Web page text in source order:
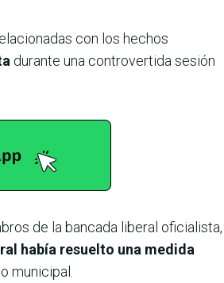
con los hechos
durante una controvertida sesión
de la bancada liberal oficialista,
había resuelto una medida
municipal.